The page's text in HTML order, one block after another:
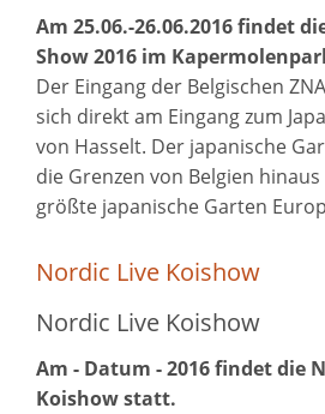
Am 25.06.-26.06.2016 findet
Show 2016 im
Der Eingang der Belgischen
sich direkt am Eingang zum
von Hasselt. Der japanische
die Grenzen von Belgien
größte japanische Garten
Nordic Live Koishow
Nordic Live Koishow
Am - Datum - 2016 findet die
Koishow statt.